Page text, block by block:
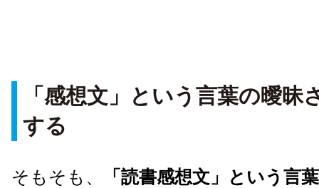
「感想文」という言葉の曖昧
する
そもそも、
「読書感想文」という言